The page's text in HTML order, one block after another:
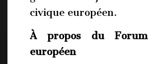
civique européen.
À propos du Forum
européen